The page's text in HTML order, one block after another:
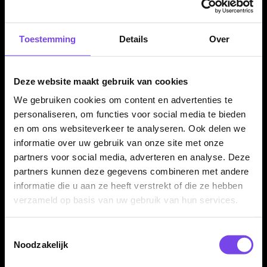
Toestemming Details Over
Deze website maakt gebruik van cookies
We gebruiken cookies om content en advertenties te
personaliseren, om functies voor social media te bieden
en om ons websiteverkeer te analyseren. Ook delen we
informatie over uw gebruik van onze site met onze
partners voor social media, adverteren en analyse. Deze
partners kunnen deze gegevens combineren met andere
informatie die u aan ze heeft verstrekt of die ze hebben
verzameld op basis van uw gebruik van hun services.
Noodzakelijk
Compleet geleverd met shafts en flights
De Bull's Max Hopp 80% Black dartpijlen worden geleverd als
flights. Daardoor kun je direct spelen met een complete Max
Kenmerken van de Bull's Max Hopp 80% Black Dartpijlen
✓ Originele Bull's Max Hopp dartpijlen
✓ Ontworpen in samenwerking met Max Hopp
✓ Steeltip dartpijlen
✓ Gemaakt van 80% tungsten
✓ Verkrijgbaar in 22 en 24 gram
✓ Full-length ringed grip